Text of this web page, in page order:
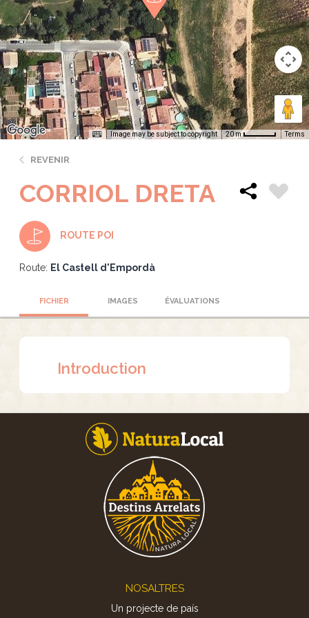
Image may be subject to copyright 20 m Terms
REVENIR
CORRIOL DRETA
ROUTE POI
Route: El Castell d'Empordà
FICHIER IMAGES ÉVALUATIONS
Introduction
NOSALTRES
Un projecte de país